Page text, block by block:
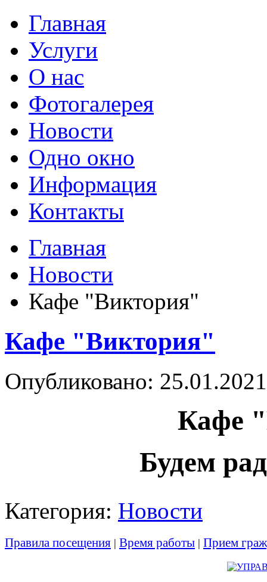
Главная
Услуги
О нас
Фотогалерея
Новости
Одно окно
Информация
Контакты
Главная
Новости
Кафе "Виктория"
Кафе "Виктория"
Опубликовано:
Кафе
Будем
Категория: Новости
Правила посещения | Время работы | Прием